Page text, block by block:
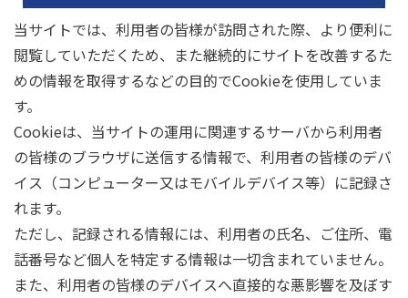
当サイトでは、利用者の皆様が訪問された際、より便利に
閲覧していただくため、また継続的にサイトを改善するた
めの情報を取得するなどの目的でCookieを使用していま
す。
Cookieは、当サイトの運用に関連するサーバから利用者
の皆様のブラウザに送信する情報で、利用者の皆様のデバ
イス（コンピューター又はモバイルデバイス等）に記録さ
れます。
ただし、記録される情報には、利用者の氏名、ご住所、電
話番号など個人を特定する情報は一切含まれていません。
また、利用者の皆様のデバイスへ直接的な悪影響を及ぼす